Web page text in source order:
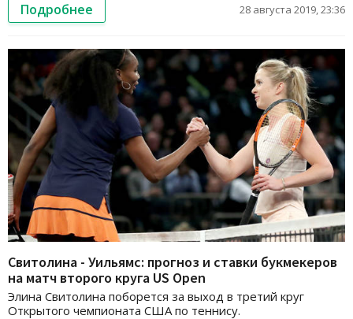
Подробнее 28 августа 2019, 23:36
Свитолина - Уильямс: прогноз и ставки букмекеров
на матч второго круга US Open
Элина Свитолина поборется за выход в третий круг
Открытого чемпионата США по теннису.